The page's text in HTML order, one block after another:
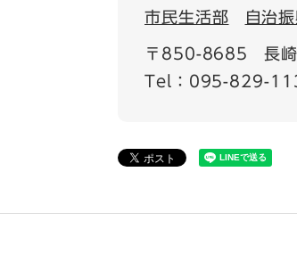
市民生活部 自治
〒850-8685
長
Tel：095-829-